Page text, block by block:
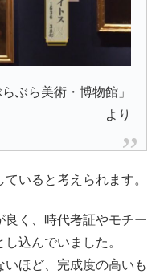
ぶら美術・博物館」
より
いると考えられます。
良く、時代考証やモチー
込んでいました。
ほど、完成度の高いも